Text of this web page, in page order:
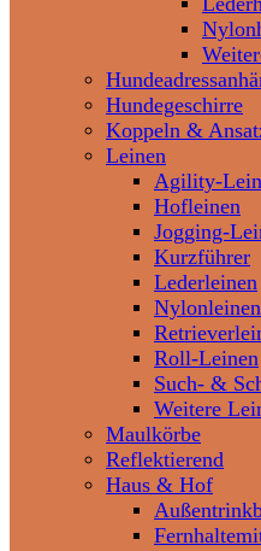
Hundegeschirre
Koppeln &
Leinen
Agility-
Hofleinen
Jogging-
Kurzführer
Lederleinen
Nylonleinen
Roll-Leinen
Such- &
Weitere
Maulkörbe
Reflektierend
Haus & Hof